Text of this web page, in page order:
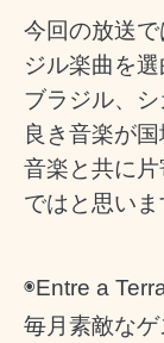
今回の放送
ジル楽曲を選
ブラジル、
良き音楽が
音楽と共に
ではと思いま
◉Entre a
毎月素敵なゲ